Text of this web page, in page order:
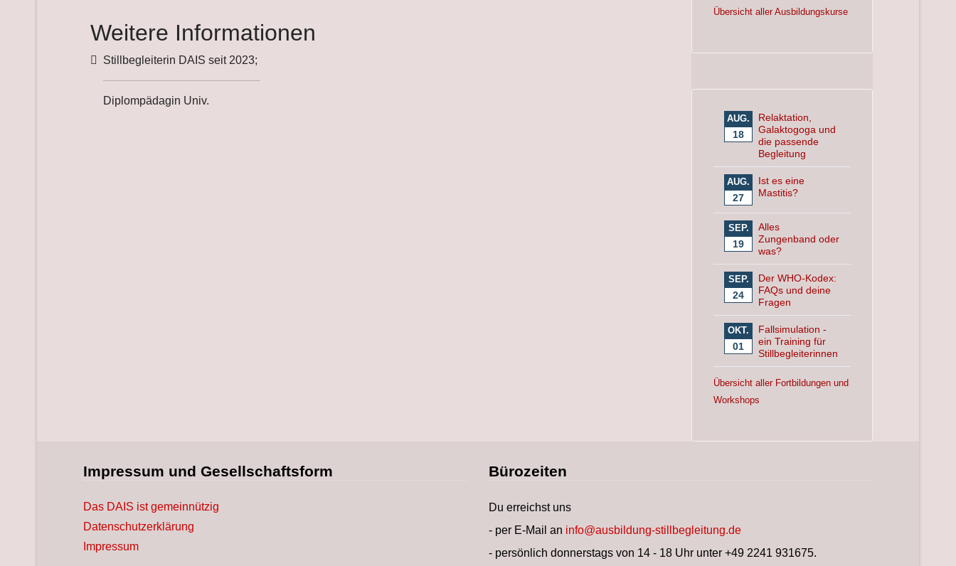
Weitere Informationen
Weitere Informationen
Stillbegleiterin DAIS seit 2023;
Diplompädagin Univ.
Übersicht aller Ausbildungskurse
AUG.
18
Relaktation,
Galaktogoga und
die passende
Begleitung
AUG.
27
Ist es eine
Mastitis?
SEP.
19
Alles
Zungenband oder
was?
SEP.
24
Der WHO-Kodex:
FAQs und deine
Fragen
OKT.
01
Fallsimulation -
ein Training für
Stillbegleiterinnen
Übersicht aller Fortbildungen und
Workshops
Impressum und Gesellschaftsform
Das DAIS ist gemeinnützig
Datenschutzerklärung
Impressum
Bürozeiten
Du erreichst uns
- per E-Mail an info@ausbildung-stillbegleitung.de
- persönlich donnerstags von 14 - 18 Uhr unter +49 2241 931675.